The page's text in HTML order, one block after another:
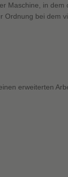
Maschine, in dem
bei dem
erweiterten